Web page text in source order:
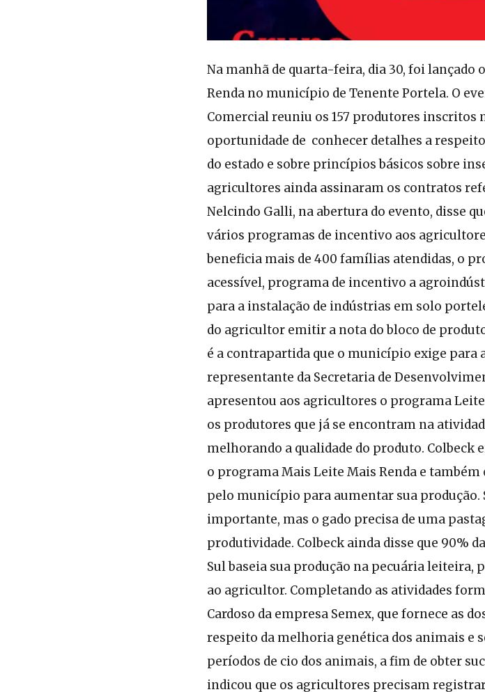
Na manhã de quarta-feira, dia 30, foi
Renda no município de Tenente Portela. O
Comercial reuniu os 157 produtores inscritos
oportunidade de conhecer detalhes a
do estado e sobre princípios básicos sobre
agricultores ainda assinaram os contratos
Nelcindo Galli, na abertura do evento, disse
vários programas de incentivo aos
beneficia mais de 400 famílias atendidas, o
acessível, programa de incentivo a
para a instalação de indústrias em solo
do agricultor emitir a nota do bloco de
é a contrapartida que o município exige para
representante da Secretaria de
apresentou aos agricultores o programa
os produtores que já se encontram na
melhorando a qualidade do produto.
o programa Mais Leite Mais Renda e
pelo município para aumentar sua produção.
importante, mas o gado precisa de uma
produtividade. Colbeck ainda disse que 90%
Sul baseia sua produção na pecuária leiteira,
ao agricultor. Completando as atividades
Cardoso da empresa Semex, que fornece as
respeito da melhoria genética dos animais e
períodos de cio dos animais, a fim de obter
indicou que os agricultores precisam